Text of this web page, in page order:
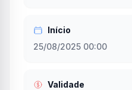
Início
25/08/2025 00:00
Validade